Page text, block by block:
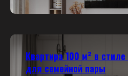
Квартира 100 м² в
для семейной пары